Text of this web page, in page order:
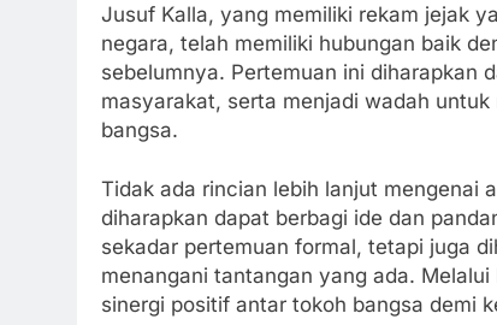
Jusuf Kalla, yang memiliki rekam jejak
negara, telah memiliki hubungan baik
sebelumnya. Pertemuan ini diharapkan
masyarakat, serta menjadi wadah
bangsa.
Tidak ada rincian lebih lanjut mengenai
diharapkan dapat berbagi ide dan
sekadar pertemuan formal, tetapi juga
menangani tantangan yang ada.
sinergi positif antar tokoh bangsa demi